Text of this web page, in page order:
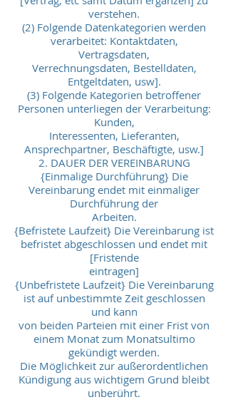
verstehen.
(2) Folgende Datenkategorien werden
verarbeitet: Kontaktdaten,
Vertragsdaten,
Verrechnungsdaten, Bestelldaten,
Entgeltdaten, usw].
(3) Folgende Kategorien betroffener
Personen unterliegen der Verarbeitung:
Kunden,
Interessenten, Lieferanten,
Ansprechpartner, Beschäftigte, usw.]
2. DAUER DER VEREINBARUNG
{Einmalige Durchführung} Die
Vereinbarung endet mit einmaliger
Durchführung der
Arbeiten.
{Befristete Laufzeit} Die Vereinbarung ist
befristet abgeschlossen und endet mit
[Fristende
eintragen]
{Unbefristete Laufzeit} Die Vereinbarung
ist auf unbestimmte Zeit geschlossen
und kann
von beiden Parteien mit einer Frist von
einem Monat zum Monatsultimo
gekündigt werden.
Die Möglichkeit zur außerordentlichen
Kündigung aus wichtigem Grund bleibt
unberührt.